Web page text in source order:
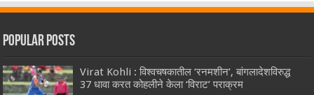
Popular Posts
Virat Kohli : विश्वचषकातील ‘रनमशीन’, बांगलादेशविरुद्ध
37 धावा करत कोहलीने केला ‘विराट’ पराक्रम